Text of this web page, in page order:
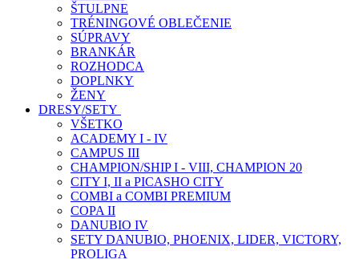
ŠTULPNE
TRÉNINGOVÉ OBLEČENIE
SÚPRAVY
BRANKÁR
ROZHODCA
DOPLNKY
ŽENY
DRESY/SETY
VŠETKO
ACADEMY I - IV
CAMPUS III
CHAMPION/SHIP I - VIII, CHAMPION 20
CITY I, II a PICASHO CITY
COMBI a COMBI PREMIUM
COPA II
DANUBIO IV
SETY DANUBIO, PHOENIX, LIDER, VICTORY,
PROLIGA